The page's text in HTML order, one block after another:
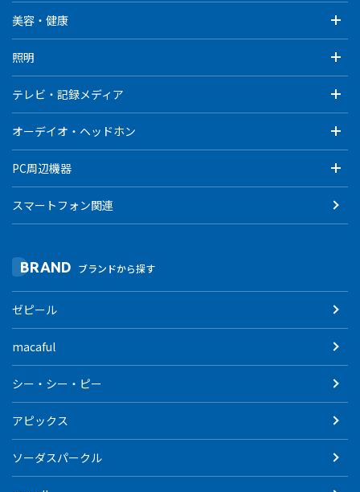
美容・健康
照明
テレビ・記録メディア
オーデイオ・ヘッドホン
PC周辺機器
スマートフォン関連
BRAND ブランドから探す
ゼピール
macaful
シー・シー・ピー
アピックス
ソーダスパークル